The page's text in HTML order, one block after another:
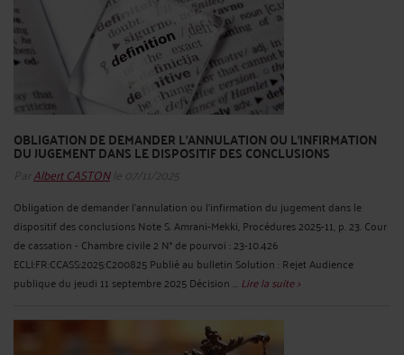
OBLIGATION DE DEMANDER L'ANNULATION OU L'INFIRMATION
DU JUGEMENT DANS LE DISPOSITIF DES CONCLUSIONS
ParAlbert CASTONle 07/11/2025
Obligation de demander l'annulation ou l'infirmation du jugement dans le
dispositif des conclusions Note S. Amrani-Mekki, Procédures 2025-11, p. 23. Cour
de cassation - Chambre civile 2 N° de pourvoi : 23-10.426
ECLI:FR:CCASS:2025:C200825 Publié au bulletin Solution : Rejet Audience
publique du jeudi 11 septembre 2025 Décision ... Lire la suite >